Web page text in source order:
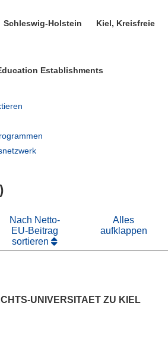
Schleswig-Holstein
Kiel, Kreisfreie
Establishments
Nach Netto-
EU-Beitrag
sortieren
Alles
aufklappen
UNIVERSITAET ZU KIEL